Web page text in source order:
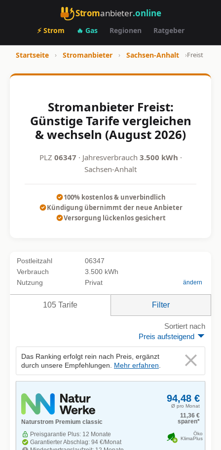
Stromanbieter.online
⚡ Strom 🔥 Gas Regionen Ratgeber
Startseite › Stromanbieter › Sachsen-Anhalt ›Freist
Stromanbieter Freist:
Günstige Tarife vergleichen
& wechseln (August 2026)
PLZ 06347 · Jahresverbrauch 3.500 kWh ·
Sachsen-Anhalt
100% kostenlos & unverbindlich
Kündigung übernimmt der neue Anbieter
Versorgung lückenlos gesichert